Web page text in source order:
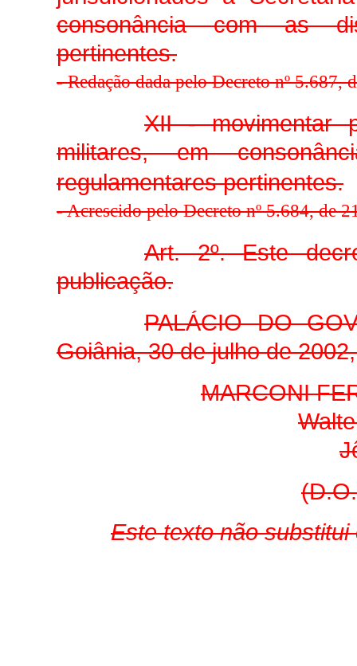
consonância com as
pertinentes.
-Redação dada pelo Decreto nº 5.687,
XII - movimentar
militares, em
regulamentares pertinentes.
-Acrescido pelo Decreto nº 5.684, de
Art. 2º. Este
publicação.
PALÁCIO DO
Goiânia, 30 de julho de
MARCONI
Este texto não